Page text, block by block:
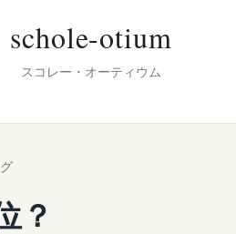
schole-otium
スコレー・オーティウム
？